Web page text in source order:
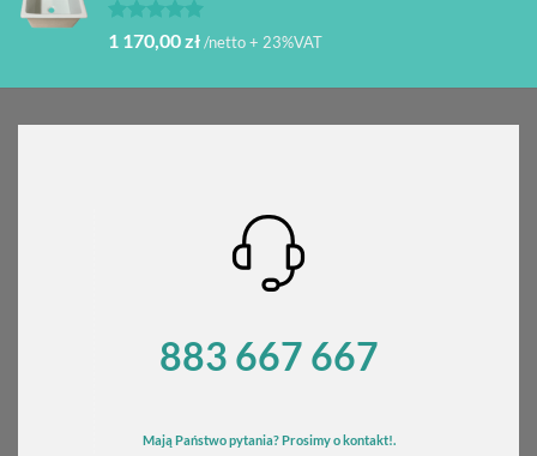
Oceniono
na 5
1 170,00zł/netto + 23%VAT
883 667 667
Mają Państwo pytania? Prosimy o kontakt!.